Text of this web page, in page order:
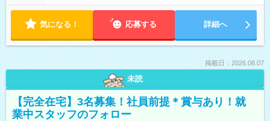
気になる！ 応募する 詳細へ
掲載日：2026.08.07
未読
【完全在宅】3名募集！社員前提＊賞与あり！就
業中スタッフのフォロー